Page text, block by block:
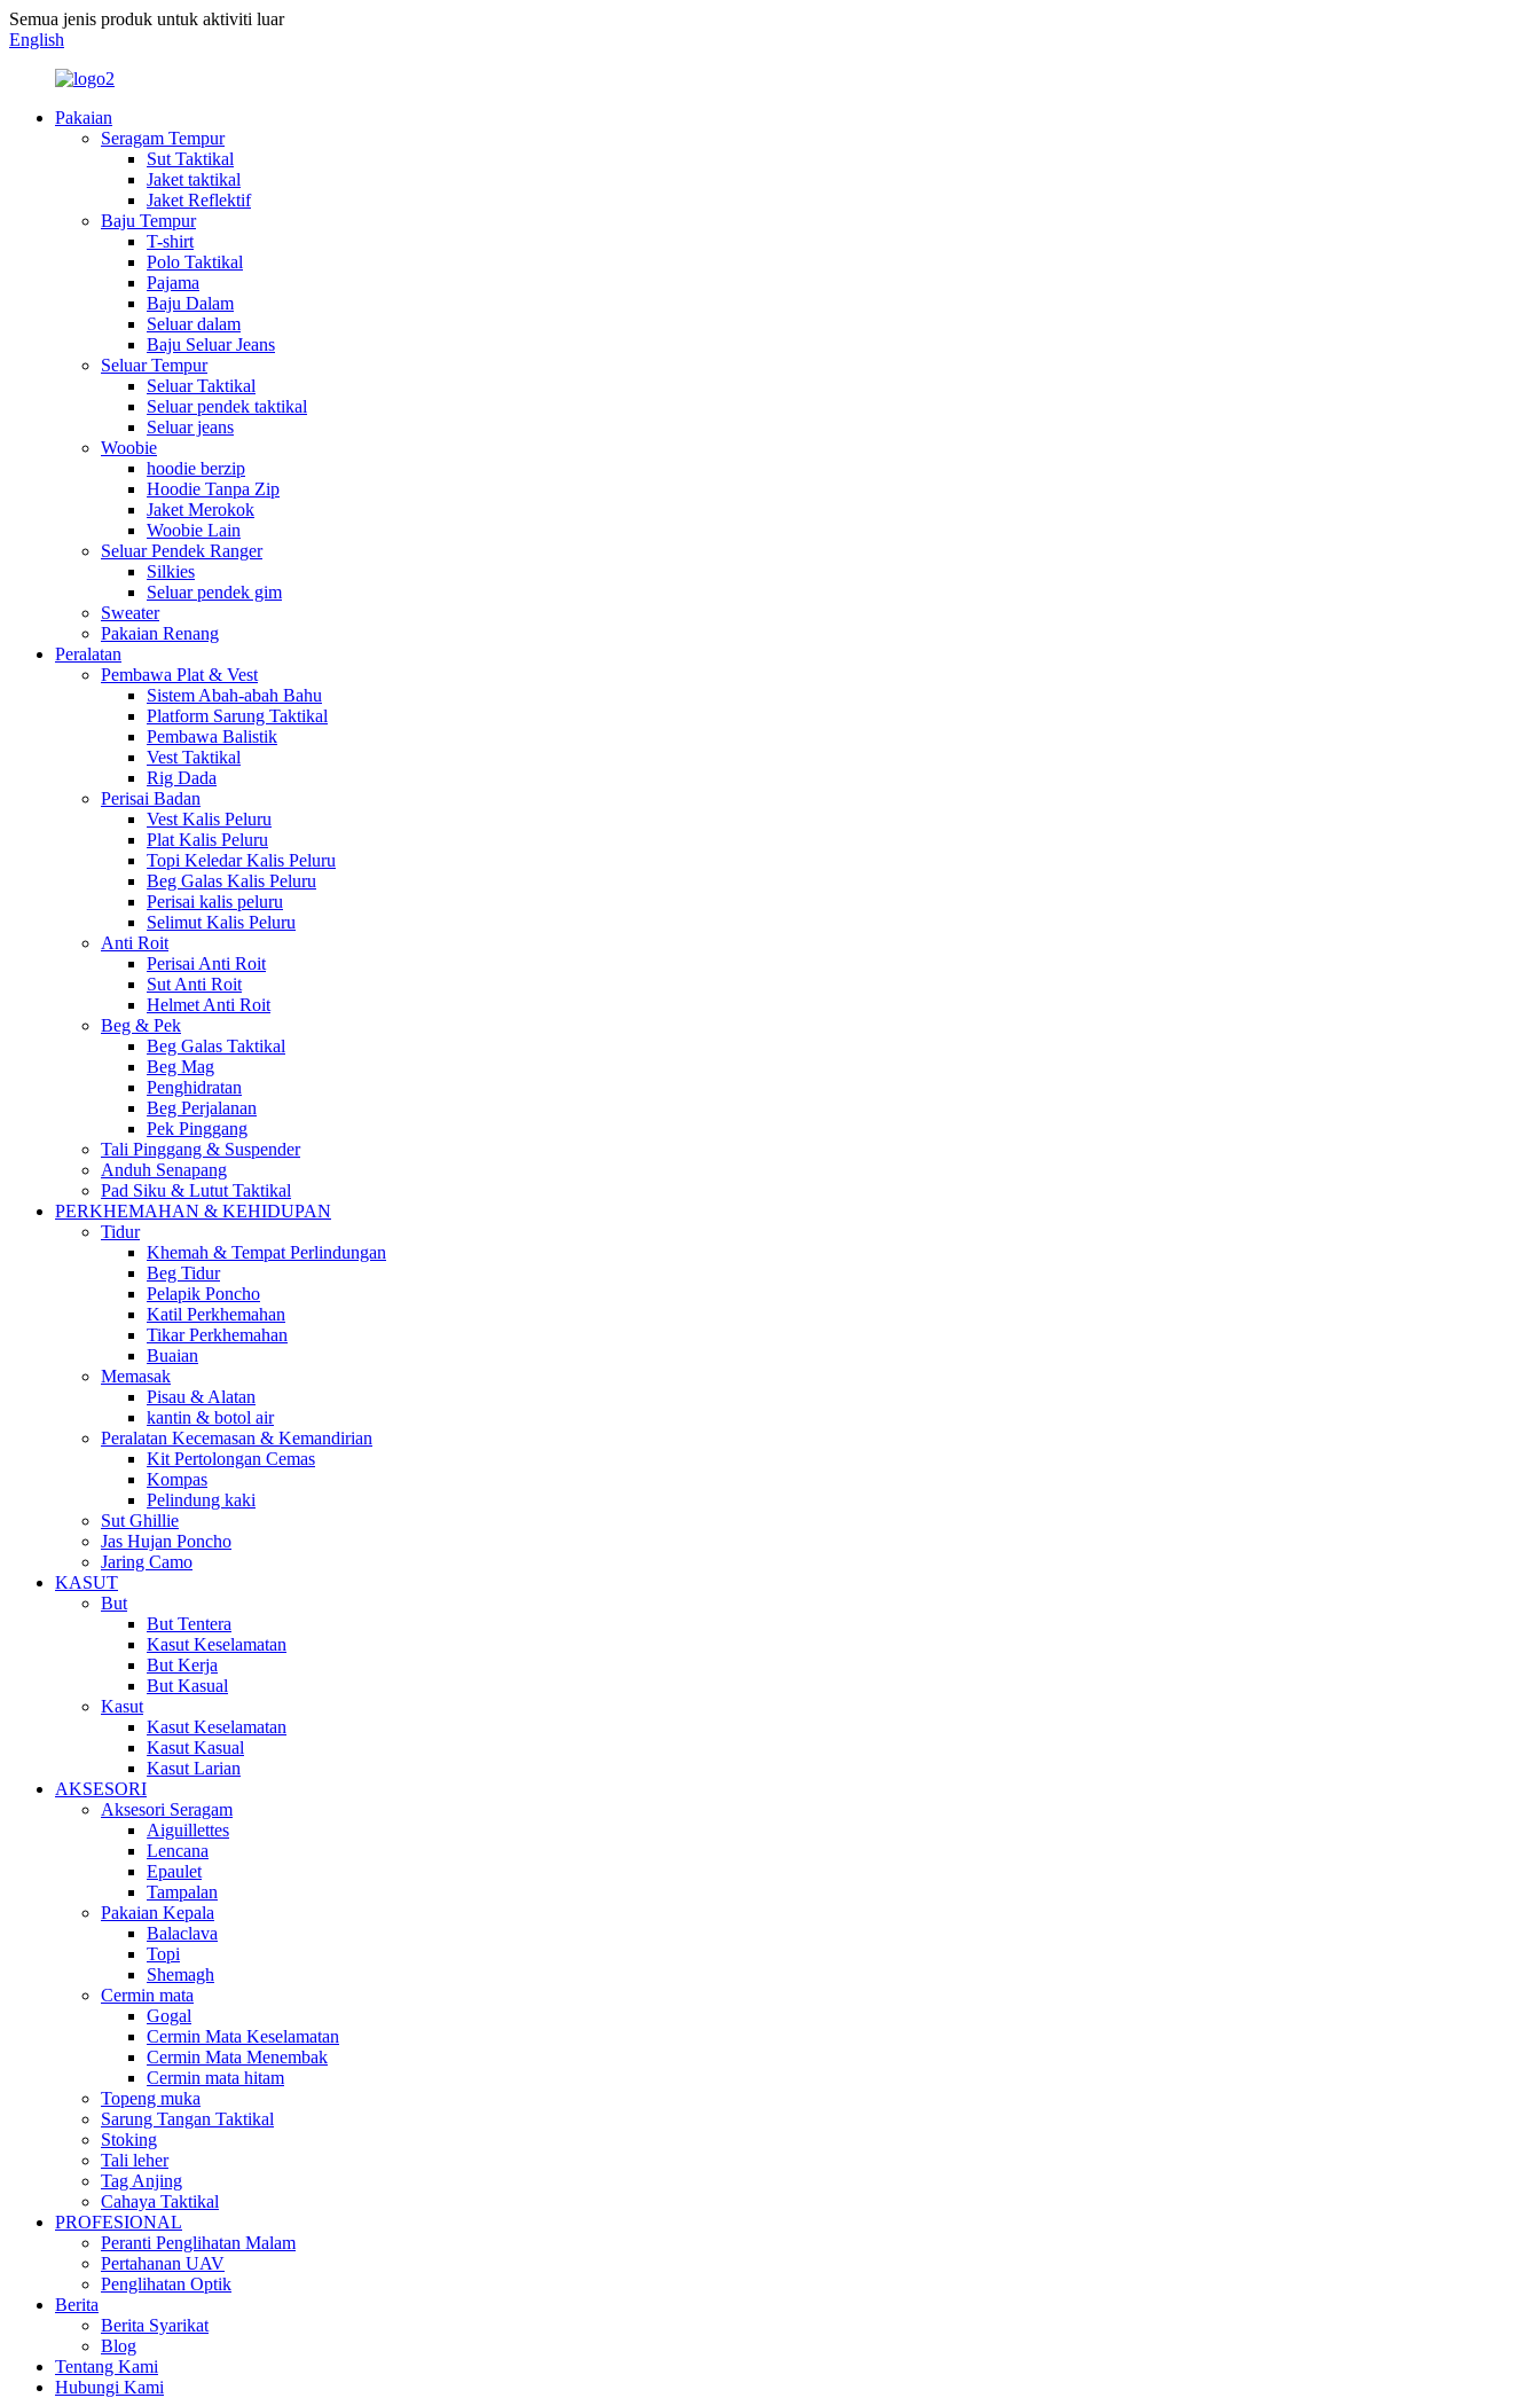
Semua jenis produk untuk aktiviti luar
English
Pakaian
Seragam Tempur
Sut Taktikal
Jaket taktikal
Jaket Reflektif
Baju Tempur
T-shirt
Polo Taktikal
Pajama
Baju Dalam
Seluar dalam
Baju Seluar Jeans
Seluar Tempur
Seluar Taktikal
Seluar pendek taktikal
Seluar jeans
Woobie
hoodie berzip
Hoodie Tanpa Zip
Jaket Merokok
Woobie Lain
Seluar Pendek Ranger
Silkies
Seluar pendek gim
Sweater
Pakaian Renang
Peralatan
Pembawa Plat & Vest
Sistem Abah-abah Bahu
Platform Sarung Taktikal
Pembawa Balistik
Vest Taktikal
Rig Dada
Perisai Badan
Vest Kalis Peluru
Plat Kalis Peluru
Topi Keledar Kalis Peluru
Beg Galas Kalis Peluru
Perisai kalis peluru
Selimut Kalis Peluru
Anti Roit
Perisai Anti Roit
Sut Anti Roit
Helmet Anti Roit
Beg & Pek
Beg Galas Taktikal
Beg Mag
Penghidratan
Beg Perjalanan
Pek Pinggang
Tali Pinggang & Suspender
Anduh Senapang
Pad Siku & Lutut Taktikal
PERKHEMAHAN & KEHIDUPAN
Tidur
Khemah & Tempat Perlindungan
Beg Tidur
Pelapik Poncho
Katil Perkhemahan
Tikar Perkhemahan
Buaian
Memasak
Pisau & Alatan
kantin & botol air
Peralatan Kecemasan & Kemandirian
Kit Pertolongan Cemas
Kompas
Pelindung kaki
Sut Ghillie
Jas Hujan Poncho
Jaring Camo
KASUT
But
But Tentera
Kasut Keselamatan
But Kerja
But Kasual
Kasut
Kasut Keselamatan
Kasut Kasual
Kasut Larian
AKSESORI
Aksesori Seragam
Aiguillettes
Lencana
Epaulet
Tampalan
Pakaian Kepala
Balaclava
Topi
Shemagh
Cermin mata
Gogal
Cermin Mata Keselamatan
Cermin Mata Menembak
Cermin mata hitam
Topeng muka
Sarung Tangan Taktikal
Stoking
Tali leher
Tag Anjing
Cahaya Taktikal
PROFESIONAL
Peranti Penglihatan Malam
Pertahanan UAV
Penglihatan Optik
Berita
Berita Syarikat
Blog
Tentang Kami
Hubungi Kami